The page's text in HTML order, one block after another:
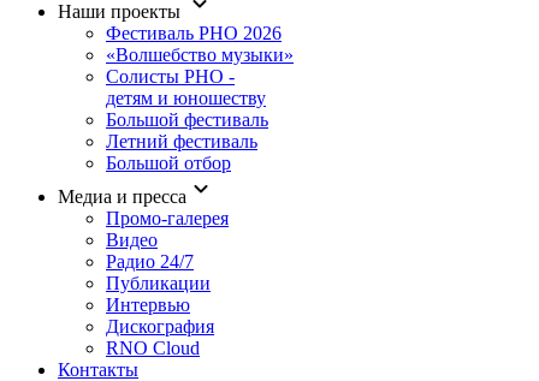
Наши проекты
Фестиваль РНО 2026
«Волшебство музыки»
Солисты РНО -
детям и юношеству
Большой фестиваль
Летний фестиваль
Большой отбор
Медиа и пресса
Промо-галерея
Видео
Радио 24/7
Публикации
Интервью
Дискография
RNO Cloud
Контакты